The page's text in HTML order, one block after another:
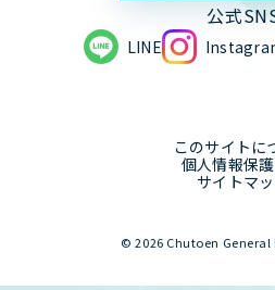
公式
LINE
このサイトに
個人情報保
サイトマ
© 2026 Chutoen